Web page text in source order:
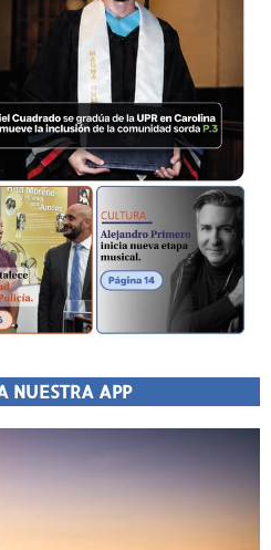
NUESTRA APP